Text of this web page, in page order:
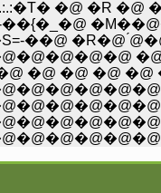
��{�_�@
��@ �R�@
�@ �@ �@